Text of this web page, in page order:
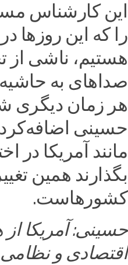
این کارشناس
را که این روزها
هستیم، ناشی
صداهای به
هر زمان دیگری
حسینی
مانند آمریکا در
بگذارند همین
کشورهاست.
حسینی: آمریکا از
اقتصادی و نظامی